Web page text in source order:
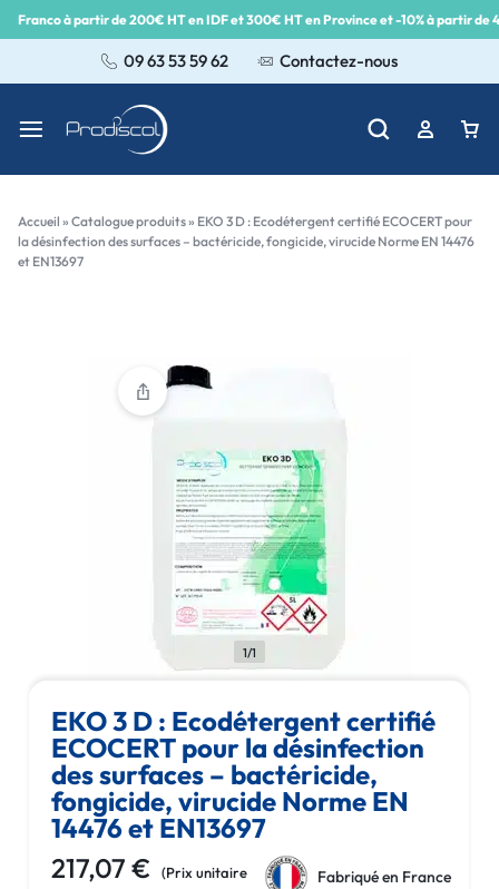
Franco à partir de 200€ HT en IDF et 300€ HT en Province et -10% à partir de
09 63 53 59 62 Contactez-nous
Accueil » Catalogue produits» EKO 3 D : Ecodétergent certifié ECOCERT pour
la désinfection des surfaces – bactéricide, fongicide, virucide Norme EN 14476
et EN13697
1/1
EKO 3 D : Ecodétergent certifié
ECOCERT pour la désinfection
des surfaces – bactéricide,
fongicide, virucide Norme EN
14476 et EN13697
Fabriqué en France
217,07 €